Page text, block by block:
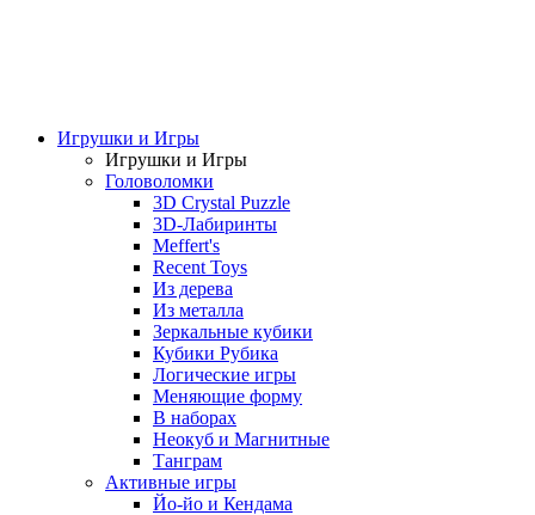
Игрушки и Игры
Игрушки и Игры
Головоломки
3D Crystal Puzzle
3D-Лабиринты
Meffert's
Recent Toys
Из дерева
Из металла
Зеркальные кубики
Кубики Рубика
Логические игры
Меняющие форму
В наборах
Неокуб и Магнитные
Танграм
Активные игры
Йо-йо и Кендама